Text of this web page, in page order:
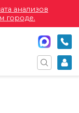
анализов
городе.